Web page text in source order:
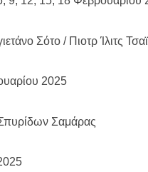
Σότο / Πιοτρ Ίλιτς
2025
Σαμάρας